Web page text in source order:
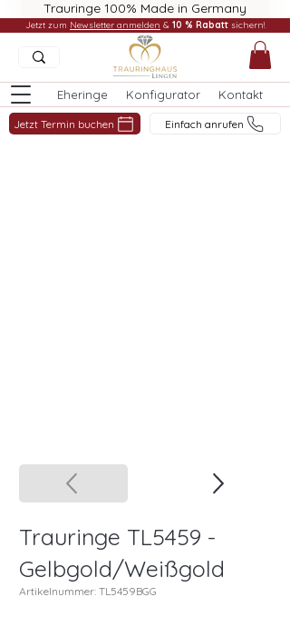
Trauringe 100% Made in Germany
Eheringe Konfigurator Kontakt
Jetzt Termin buchen Einfach anrufen
Jetzt zum Newsletter anmelden & 10 % Rabatt sichern!
Trauringe TL5459 -
Gelbgold/Weißgold
Artikelnummer: TL5459BGG